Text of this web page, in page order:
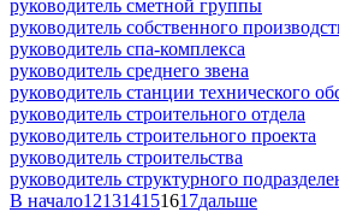
руководитель сметной группы
руководитель собственного
руководитель спа-комплекса
руководитель среднего звена
руководитель станции технического
руководитель строительного отдела
руководитель строительного проекта
руководитель строительства
руководитель структурного
В начало121314151617дальше